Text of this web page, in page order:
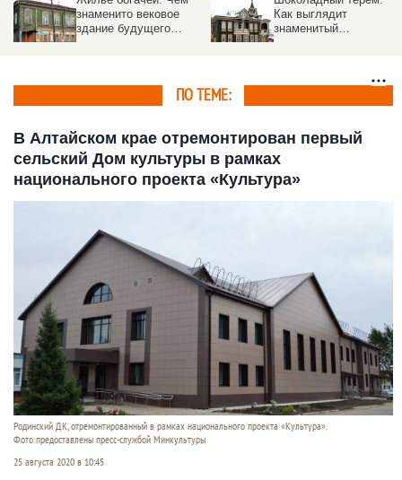
Как выглядит
знаменитый
фоторепортаж
Барнауле не могут
найти подрядчика на
ПО ТЕМЕ:
В Алтайском крае отремонтирован первый
сельский Дом культуры в рамках
национального проекта «Культура»
Родинский ДК, отремонтированный в рамках национального проекта «Культура».
Фото предоставлены пресс-службой Минкультуры
25 августа 2020 в 10:45